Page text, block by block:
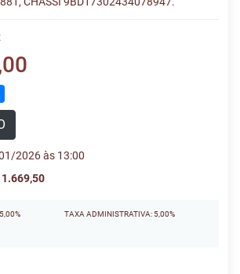
2026 às 13:00
1.669,50
TAXA ADMINISTRATIVA: 5,00%